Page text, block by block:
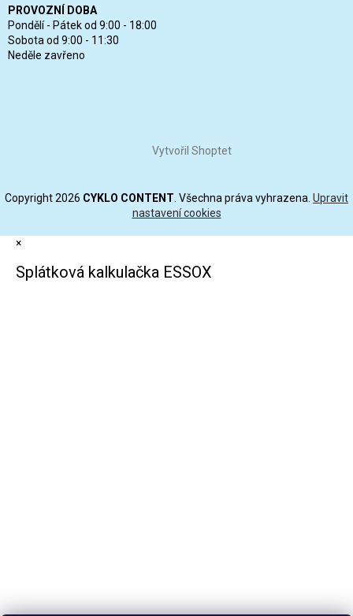
PROVOZNÍ DOBA
Pondělí - Pátek od 9:00 - 18:00
Sobota od 9:00 - 11:30
Neděle zavřeno
Vytvořil Shoptet
Copyright 2026 CYKLO CONTENT . Všechna práva vyhrazena. Upravit
nastavení cookies
×
Splátková kalkulačka ESSOX